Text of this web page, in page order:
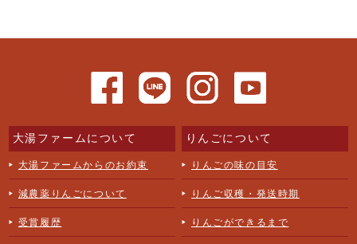
大湯ファームについて
大湯ファームからのお約束
減農薬りんごについて
受賞履歴
りんごについて
りんごの味の目安
りんご収穫・発送時期
りんごができるまで